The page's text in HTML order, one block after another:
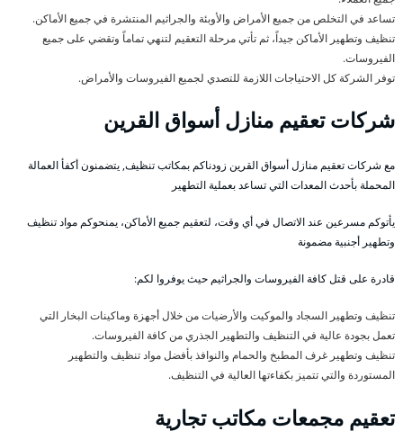
تساعد في التخلص من جميع الأمراض والأوبئة والجراثيم المنتشرة في جميع الأماكن.
تنظيف وتطهير الأماكن جيداً، ثم تأتي مرحلة التعقيم لتنهي تماماً وتقضي على جميع
الفيروسات.
توفر الشركة كل الاحتياجات اللازمة للتصدي لجميع الفيروسات والأمراض.
شركات تعقيم منازل أسواق القرين
مع شركات تعقيم منازل أسواق القرين زودناكم بمكاتب تنظيف, يتضمنون أكفأ العمالة
المحملة بأحدث المعدات التي تساعد بعملية التطهير
يأتوكم مسرعين عند الاتصال في أي وقت، لتعقيم جميع الأماكن، يمنحوكم مواد تنظيف
وتطهير أجنبية مضمونة
قادرة على قتل كافة الفيروسات والجراثيم حيث يوفروا لكم:
تنظيف وتطهير السجاد والموكيت والأرضيات من خلال أجهزة وماكينات البخار التي
تعمل بجودة عالية في التنظيف والتطهير الجذري من كافة الفيروسات.
تنظيف وتطهير غرف المطبخ والحمام والنوافذ بأفضل مواد تنظيف والتطهير
المستوردة والتي تتميز بكفاءتها العالية في التنظيف.
تعقيم مجمعات مكاتب تجارية